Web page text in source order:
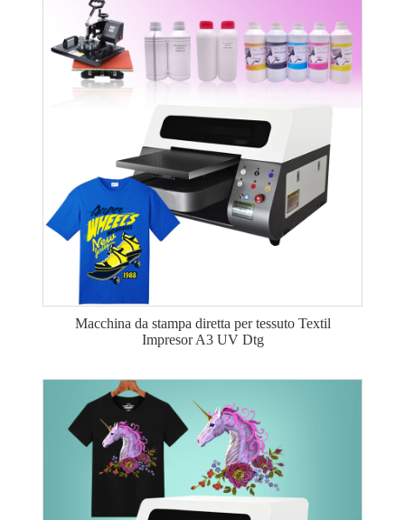
Macchina da stampa diretta per tessuto Textil
Impresor A3 UV Dtg